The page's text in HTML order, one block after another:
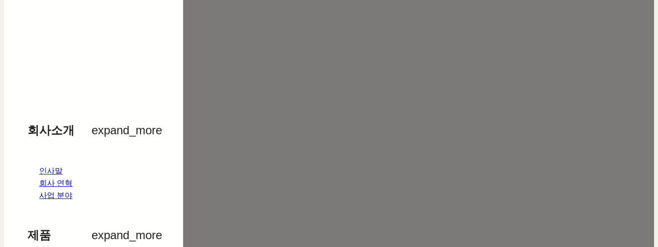
회사소개 expand_more
인사말
회사 연혁
사업 분야
제품 expand_more